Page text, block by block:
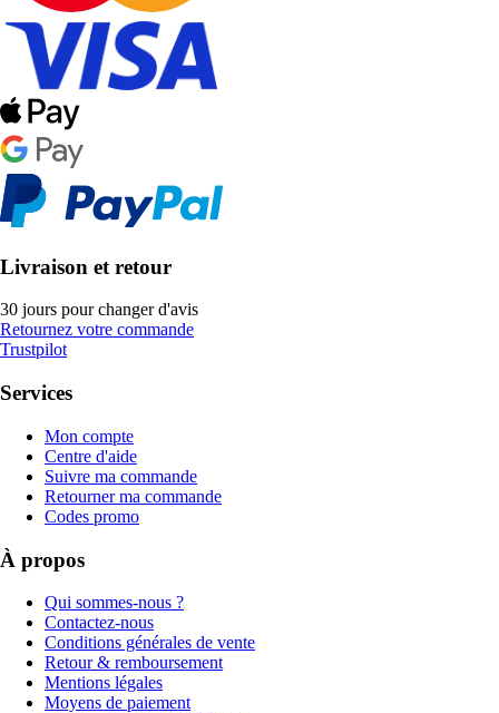
Livraison et retour
30 jours pour changer d'avis
Retournez votre commande
Trustpilot
Services
Mon compte
Centre d'aide
Suivre ma commande
Retourner ma commande
Codes promo
À propos
Qui sommes-nous ?
Contactez-nous
Conditions générales de vente
Retour & remboursement
Mentions légales
Moyens de paiement